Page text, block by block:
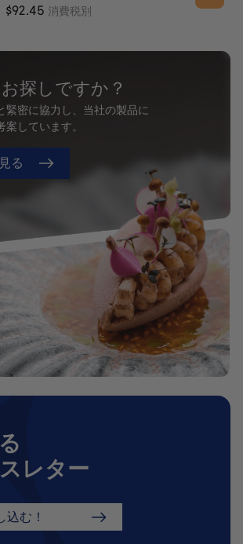
$92.45 消費税別
探しですか？
緊密に協力し、当社の製品に
しています。
る
レター
込む！